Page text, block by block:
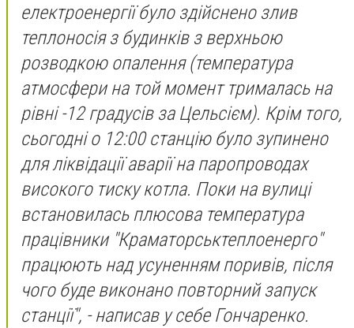
електроенергії було здійснено злив
теплоносія з будинків з верхньою
розводкою опалення (температура
атмосфери на той момент трималась на
рівні -12 градусів за Цельсієм). Крім того,
сьогодні о 12:00 станцію було зупинено
для ліквідації аварії на паропроводах
високого тиску котла. Поки на вулиці
встановилась плюсова температура
працівники "Краматорськтеплоенерго"
працюють над усуненням поривів, після
чого буде виконано повторний запуск
станції", - написав у себе Гончаренко.